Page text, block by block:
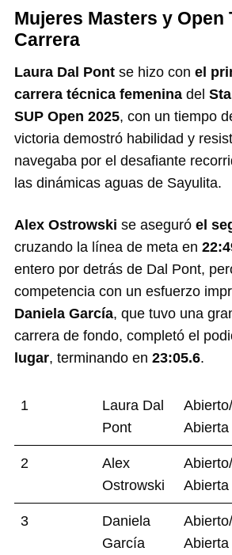
Mujeres Masters y Open
Carrera
Laura Dal Pontse hizo con el
carrera técnica femeninadel
SUP Open 2025, con un tiempo
victoria demostró habilidad y
navegaba por el desafiante
las dinámicas aguas de Sayulita.
Alex Ostrowski se aseguró el
cruzando la línea de meta en
entero por detrás de Dal Pont,
competencia con un esfuerzo
Daniela García, que tuvo una
carrera de fondo, completó el
lugar, terminando en 23:05.6.
1
Laura Dal
Pont
Abierto/
Abierta
2
Alex
Ostrowski
Abierto/
Abierta
3
Daniela
García
Abierto/
Abierta